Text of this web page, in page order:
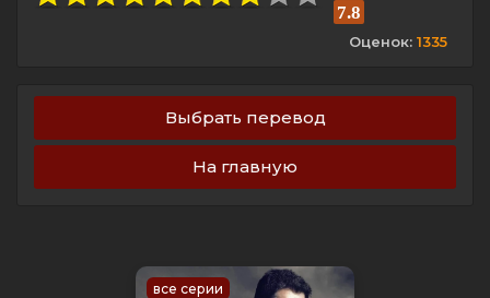
7.8
Оценок: 1335
Выбрать перевод
На главную
все серии